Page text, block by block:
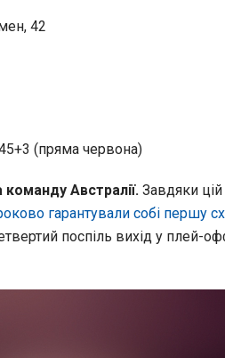
42
(пряма червона)
Австралії. Завдяки
гарантували собі першу
поспіль вихід у плей-